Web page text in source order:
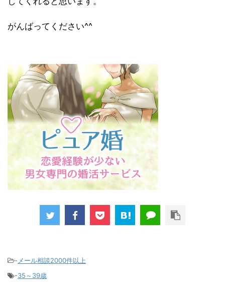
がんばってください^^
- メール相談2000件以上
-35～39歳